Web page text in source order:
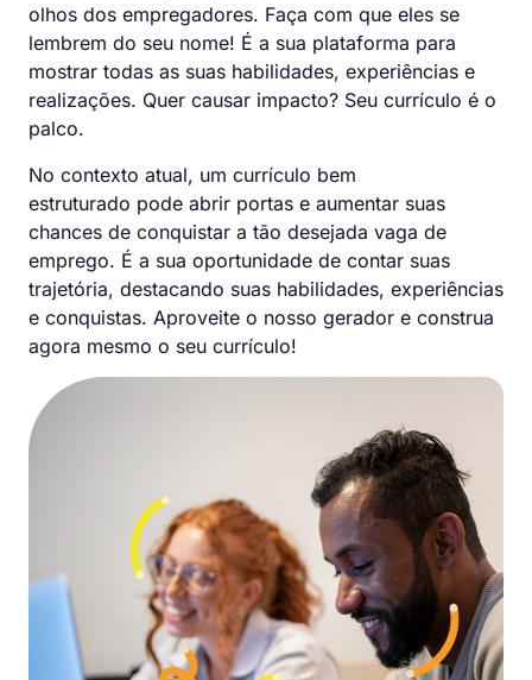
olhos dos empregadores. Faça com que eles se
lembrem do seu nome! É a sua plataforma para
mostrar todas as suas habilidades, experiências e
realizações. Quer causar impacto? Seu currículo é o
palco.
No contexto atual, um currículo bem
estruturado pode abrir portas e aumentar suas
chances de conquistar a tão desejada vaga de
emprego. É a sua oportunidade de contar suas
trajetória, destacando suas habilidades, experiências
e conquistas. Aproveite o nosso gerador e construa
agora mesmo o seu currículo!